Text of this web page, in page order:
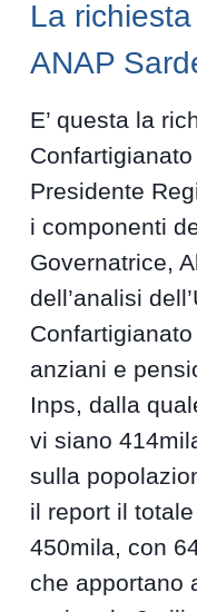
La
ANAP
E’ questa la
Presidente
i componenti
Governatrice,
dell’analisi
anziani e
Inps, dalla
vi siano
sulla
il report il
450mila, con
che apportano